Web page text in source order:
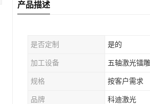
产品描述
是否定制 是的
加工设备 五轴激光镭
规格 按客户需求
品牌 科迪激光